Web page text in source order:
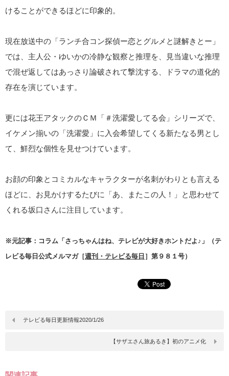
けることができるほどに印象的。
現在放送中の「ランチ合コン探偵ー恋とグルメと謎解きとー」
では、主人公・ゆいかの冷静な観察と推理を、見当違いな推理
で混ぜ返してはあっさり論破されて撃沈する、ドラマの道化的
存在を演じています。
更には花王アタックのＣＭ「＃洗濯愛してる会」シリーズで、
イケメン揃いの「洗濯愛」に入会希望してくる新たなる男とし
て、鮮烈な個性を見せつけています。
お顔の印象とコミカルなキャラクターが名刺がわりとも言える
ほどに、お見かけするたびに「あ、またこの人！」と思わせて
くれる坂口さんに注目しています。
※元記事：コラム「さっちゃんはね、テレビが大好きホントだよ♪」（テ
レビる毎日公式メルマガ［週刊・テレビる毎日 ］第９８１号）
テレビる毎日更新情報2020/1/26
【サザエさん旅あるき】初のアニメ化